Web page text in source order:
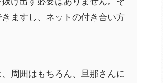
ますし、ネットの付き合い方
周囲はもちろん、旦那さんに